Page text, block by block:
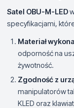
Satel OBU-M-LED
specyfikacjami,
Materiał
odporność na
żywotność.
Zgodność z
manipulatorów
KLED oraz